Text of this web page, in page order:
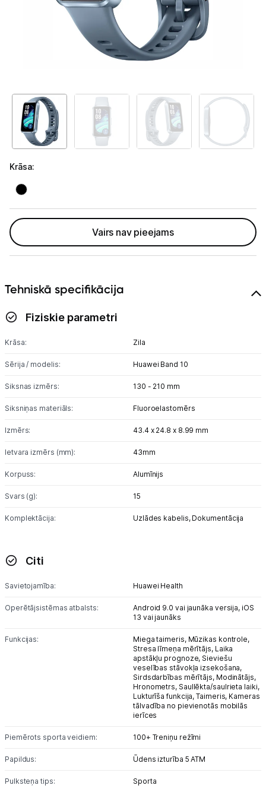
Telefoni, planšetdatori
Viedierīces
Viedpulksteņi un aproces
Viedie gredzeni
Fitnesa aproces
Izklaide un atpūta
Video
Elektrostacijas un saules paneļi
Zāles pļāvēji roboti
Sports un atpūta
Piederumi sportam
Ražotāju atjaunota tehnika
Vēlmju saraksts
Piegāde un apmaksa
Tehnikas izvešana
Krāsa:
Vairs nav pieejams
Tehniskā specifikācija
Fiziskie parametri
Krāsa: Zila
Sērija / modelis: Huawei Band 10
Siksnas izmērs: 130 - 210 mm
Siksniņas materiāls: Fluoroelastomērs
Izmērs: 43.4 x 24.8 x 8.99 mm
Ietvara izmērs (mm): 43mm
Korpuss: Alumīnijs
Svars (g): 15
Komplektācija: Uzlādes kabelis, Dokumentācija
Citi
Savietojamība: Huawei Health
Operētājsistēmas atbalsts: Android 9.0 vai jaunāka versija, iOS
13 vai jaunāks
Funkcijas: Miega taimeris, Mūzikas kontrole,
Stresa līmeņa mērītājs, Laika
apstākļu prognoze, Sieviešu
veselības stāvokļa izsekošana,
Sirdsdarbības mērītājs, Modinātājs,
Hronometrs, Saullēkta/saulrieta laiki,
Lukturīša funkcija,Taimeris, Kameras
tālvadība no pievienotās mobilās
ierīces
Piemērots sporta veidiem: 100+ Treniņu režīmi
Papildus: Ūdens izturība 5 ATM
Pulksteņa tips: Sporta